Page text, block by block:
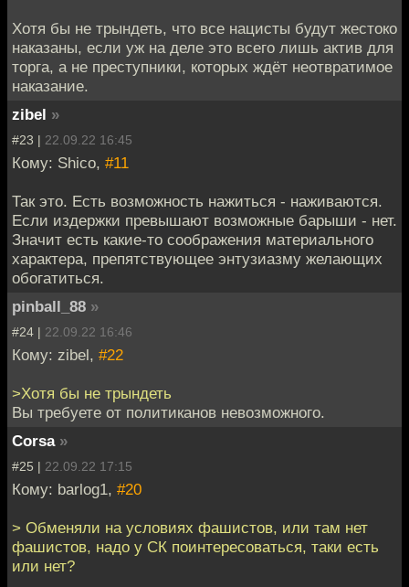
Хотя бы не трындеть, что все нацисты будут жестоко
наказаны, если уж на деле это всего лишь актив для
торга, а не преступники, которых ждёт неотвратимое
наказание.
zibel »
#23 | 22.09.22 16:45
Кому: Shico, #11
Так это. Есть возможность нажиться - наживаются.
Если издержки превышают возможные барыши - нет.
Значит есть какие-то соображения материального
характера, препятствующее энтузиазму желающих
обогатиться.
pinball_88 »
#24 | 22.09.22 16:46
Кому: zibel, #22
>Хотя бы не трындеть
Вы требуете от политиканов невозможного.
Corsa »
#25 | 22.09.22 17:15
Кому: barlog1, #20
> Обменяли на условиях фашистов, или там нет
фашистов, надо у СК поинтересоваться, таки есть
или нет?